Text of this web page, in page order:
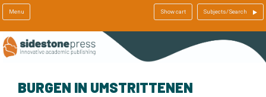
Menu Show cart Subjects/Search
BURGEN IN UMSTRITTENEN